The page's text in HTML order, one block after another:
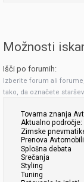
Možnosti
Išči po forumih:
Izberite forum ali
tako, da označete